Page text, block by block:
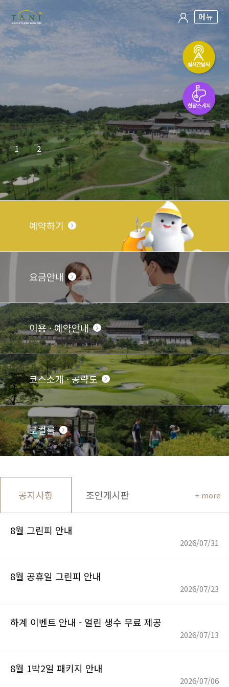
메뉴
1 2
예약하기
요금안내
이용 · 예약안내
코스소개 · 공략도
로컬룰
공지사항 조인게시판 + more
8월 그린피 안내
2026/07/31
8월 공휴일 그린피 안내
2026/07/23
하계 이벤트 안내 - 얼린 생수 무료 제공
2026/07/13
8월 1박2일 패키지 안내
2026/07/06